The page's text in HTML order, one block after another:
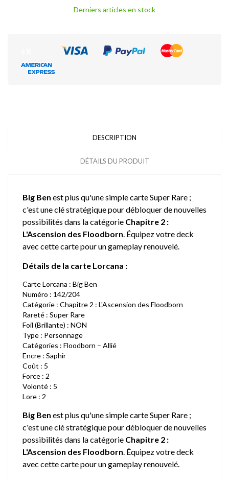
Derniers articles en stock
DESCRIPTION
DÉTAILS DU PRODUIT
Big Ben est plus qu'une simple carte Super Rare ;
c'est une clé stratégique pour débloquer de nouvelles
possibilités dans la catégorie Chapitre 2 :
L'Ascension des Floodborn. Équipez votre deck
avec cette carte pour un gameplay renouvelé.
Détails de la carte Lorcana :
Carte Lorcana : Big Ben
Numéro : 142/204
Catégorie : Chapitre 2 : L'Ascension des Floodborn
Rareté : Super Rare
Foil (Brillante) : NON
Type : Personnage
Catégories : Floodborn – Allié
Encre : Saphir
Coût : 5
Force : 2
Volonté : 5
Lore : 2
Big Ben est plus qu'une simple carte Super Rare ;
c'est une clé stratégique pour débloquer de nouvelles
possibilités dans la catégorie Chapitre 2 :
L'Ascension des Floodborn. Équipez votre deck
avec cette carte pour un gameplay renouvelé.